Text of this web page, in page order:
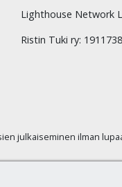
Lighthouse Network
Ristin Tuki ry:
julkaiseminen ilman